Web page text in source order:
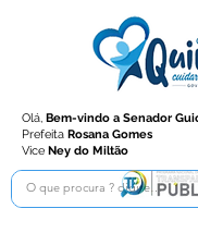
Olá, Bem-vindo a Senador
Prefeita Rosana Gomes
Vice Ney do Miltão